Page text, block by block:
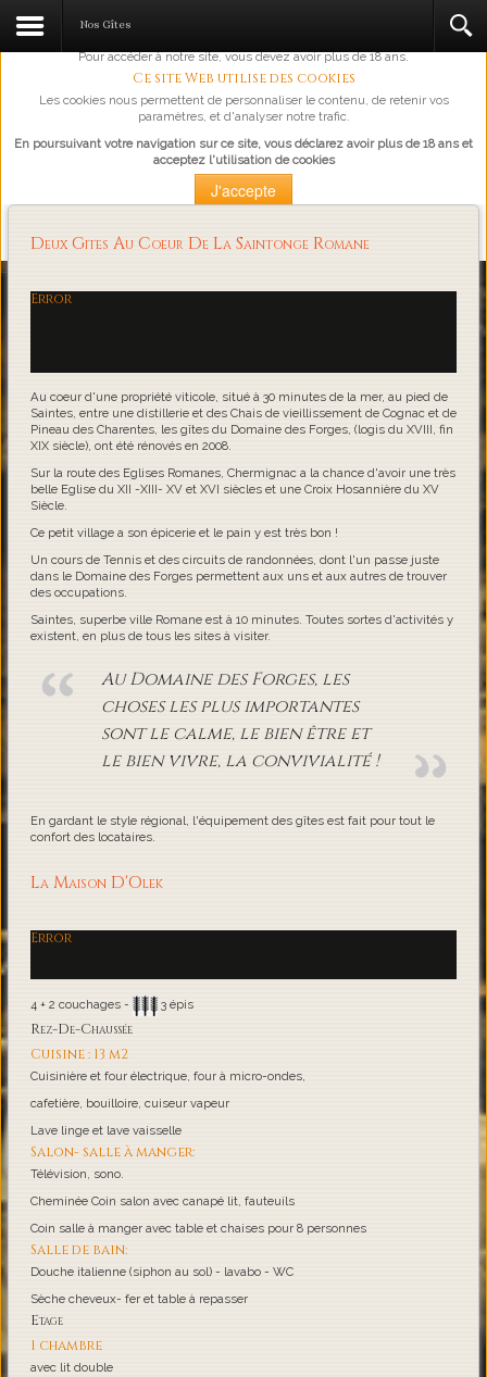
L'abus d'alcool est dangereux pour la santé, à consommer avec
Pour accéder à notre site, vous devez avoir plus de 18 ans.
Ce site Web utilise des cookies
Les cookies nous permettent de personnaliser le contenu, de retenir vos
paramètres, et d'analyser notre trafic.
En poursuivant votre navigation sur ce site, vous déclarez avoir plus de 18 ans et
acceptez l'utilisation de cookies
J'accepte
Loading...
Nos Gîtes
Deux Gites Au Coeur De La Saintonge Romane
Error
Au coeur d'une propriété viticole, situé à 30 minutes de la mer, au pied de
Saintes, entre une distillerie et des Chais de vieillissement de Cognac et de
Pineau des Charentes, les gîtes du Domaine des Forges, (logis du XVIII, fin
XIX siècle), ont été rénovés en 2008.
Sur la route des Eglises Romanes, Chermignac a la chance d'avoir une très
belle Eglise du XII -XIII- XV et XVI siècles et une Croix Hosannière du XV
Siècle.
Ce petit village a son épicerie et le pain y est très bon !
Un cours de Tennis et des circuits de randonnées, dont l'un passe juste
dans le Domaine des Forges permettent aux uns et aux autres de trouver
des occupations.
Saintes, superbe ville Romane est à 10 minutes. Toutes sortes d'activités y
existent, en plus de tous les sites à visiter.
Au Domaine des Forges, les
choses les plus importantes
sont le calme, le bien être et
le bien vivre, la convivialité !
En gardant le style régional, l'équipement des gîtes est fait pour tout le
confort des locataires.
La Maison D'Olek
Error
4 + 2 couchages - 3 épis
Rez-De-Chaussée
Cuisine : 13 m2
Cuisinière et four électrique, four à micro-ondes,
cafetière, bouilloire, cuiseur vapeur
Lave linge et lave vaisselle
Salon- salle à manger:
Télévision, sono.
Cheminée Coin salon avec canapé lit, fauteuils
Coin salle à manger avec table et chaises pour 8 personnes
Salle de bain:
Douche italienne (siphon au sol) - lavabo - WC
Sèche cheveux- fer et table à repasser
Etage
1 chambre
avec lit double